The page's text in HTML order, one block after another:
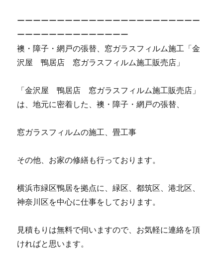
ーーーーーーーーーーーーーーーーーーーーーーー
ーーーーーーーーーーーーーー
襖・障子・網戸の張替、窓ガラスフィルム施工「金
沢屋 鴨居店 窓ガラスフィルム施工販売店」
「金沢屋 鴨居店 窓ガラスフィルム施工販売店」
は、地元に密着した、襖・障子・網戸の張替、
窓ガラスフィルムの施工、畳工事
その他、お家の修繕も行っております。
横浜市緑区鴨居を拠点に、緑区、都筑区、港北区、
神奈川区を中心に仕事をしております。
見積もりは無料で伺いますので、お気軽に連絡を頂
ければと思います。